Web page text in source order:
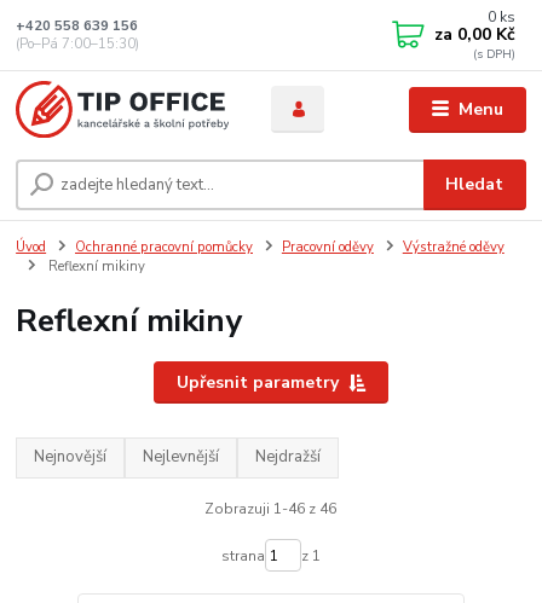
Menu
Hledat
+420 558 639 156
(Po–Pá 7:00–15:30)
0 ks
za 0,00 Kč
Úvod Ochranné pracovní pomůcky Pracovní oděvy
Výstražné oděvy
Reflexní mikiny
Reflexní mikiny
Upřesnit parametry
Nejnovější Nejlevnější Nejdražší
Zobrazuji 1-46 z 46
strana z 1